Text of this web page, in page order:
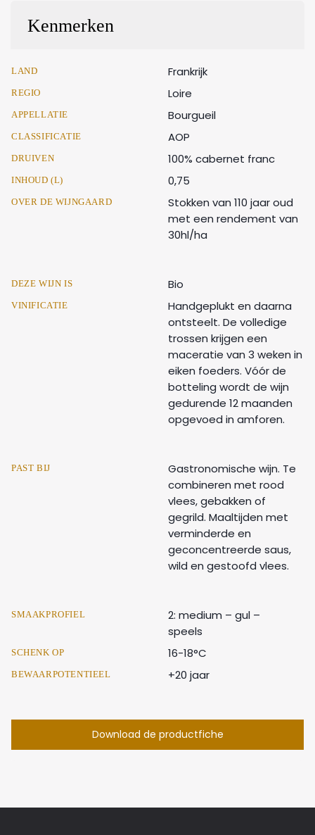
Kenmerken
LAND Frankrijk
REGIO Loire
APPELLATIE Bourgueil
CLASSIFICATIE AOP
DRUIVEN 100% cabernet franc
INHOUD (L) 0,75
OVER DE WIJNGAARD
Stokken van 110 jaar oud
met een rendement van
30hl/ha
DEZE WIJN IS Bio
VINIFICATIE
Handgeplukt en daarna
ontsteelt. De volledige
trossen krijgen een
maceratie van 3 weken in
eiken foeders. Vóór de
botteling wordt de wijn
gedurende 12 maanden
opgevoed in amforen.
PAST BIJ
Gastronomische wijn. Te
combineren met rood
vlees, gebakken of
gegrild. Maaltijden met
verminderde en
geconcentreerde saus,
wild en gestoofd vlees.
SMAAKPROFIEL
2: medium – gul –
speels
SCHENK OP 16-18°C
BEWAARPOTENTIEEL +20 jaar
Download de productfiche